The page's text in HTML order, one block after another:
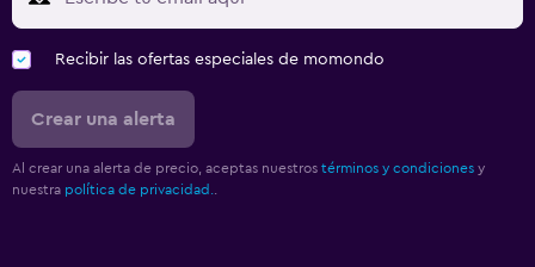
Recibir las ofertas especiales de momondo
Crear una alerta
Al crear una alerta de precio, aceptas nuestros términos y condiciones y
nuestra política de privacidad.